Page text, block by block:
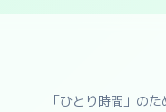
「ひとり時間」の